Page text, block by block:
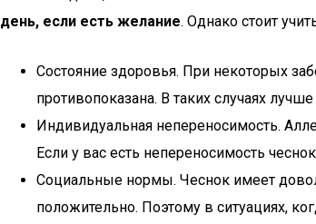
день, если есть желание. Однако стоит
Состояние здоровья. При некоторых
противопоказана. В таких случаях
Индивидуальная непереносимость.
Если у вас есть непереносимость
Социальные нормы. Чеснок имеет
положительно. Поэтому в ситуациях,